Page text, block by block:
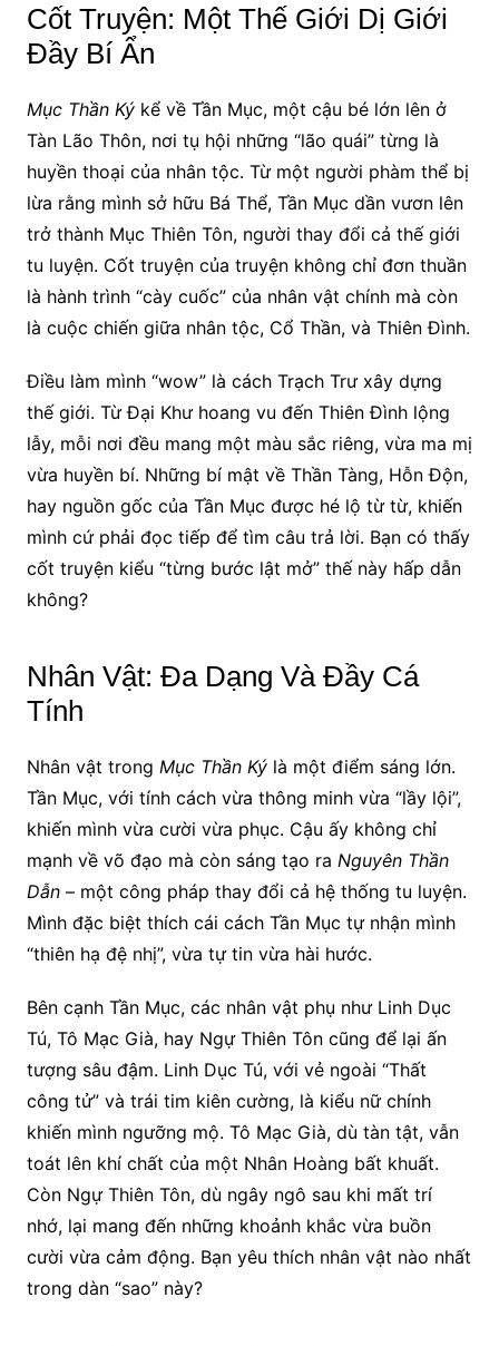
Cốt Truyện: Một Thế Giới Dị Giới
Đầy Bí Ẩn
Mục Thần Kýkể về Tần Mục, một cậu bé lớn lên ở
Tàn Lão Thôn, nơi tụ hội những “lão quái” từng là
huyền thoại của nhân tộc. Từ một người phàm thể bị
lừa rằng mình sở hữu Bá Thể, Tần Mục dần vươn lên
trở thành Mục Thiên Tôn, người thay đổi cả thế giới
tu luyện. Cốt truyện của truyện không chỉ đơn thuần
là hành trình “cày cuốc” của nhân vật chính mà còn
là cuộc chiến giữa nhân tộc, Cổ Thần, và Thiên Đình.
Điều làm mình “wow” là cách Trạch Trư xây dựng
thế giới. Từ Đại Khư hoang vu đến Thiên Đình lộng
lẫy, mỗi nơi đều mang một màu sắc riêng, vừa ma mị
vừa huyền bí. Những bí mật về Thần Tàng, Hỗn Độn,
hay nguồn gốc của Tần Mục được hé lộ từ từ, khiến
mình cứ phải đọc tiếp để tìm câu trả lời. Bạn có thấy
cốt truyện kiểu “từng bước lật mở” thế này hấp dẫn
không?
Nhân Vật: Đa Dạng Và Đầy Cá
Tính
Nhân vật trong Mục Thần Kýlà một điểm sáng lớn.
Tần Mục, với tính cách vừa thông minh vừa “lầy lội”,
khiến mình vừa cười vừa phục. Cậu ấy không chỉ
mạnh về võ đạo mà còn sáng tạo ra Nguyên Thần
Dẫn– một công pháp thay đổi cả hệ thống tu luyện.
Mình đặc biệt thích cái cách Tần Mục tự nhận mình
“thiên hạ đệ nhị”, vừa tự tin vừa hài hước.
Bên cạnh Tần Mục, các nhân vật phụ như Linh Dục
Tú, Tô Mạc Già, hay Ngự Thiên Tôn cũng để lại ấn
tượng sâu đậm. Linh Dục Tú, với vẻ ngoài “Thất
công tử” và trái tim kiên cường, là kiểu nữ chính
khiến mình ngưỡng mộ. Tô Mạc Già, dù tàn tật, vẫn
toát lên khí chất của một Nhân Hoàng bất khuất.
Còn Ngự Thiên Tôn, dù ngây ngô sau khi mất trí
nhớ, lại mang đến những khoảnh khắc vừa buồn
cười vừa cảm động. Bạn yêu thích nhân vật nào nhất
trong dàn “sao” này?